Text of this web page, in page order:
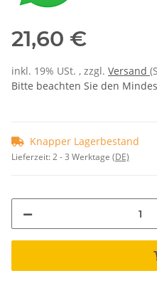
21,60 €
inkl. 19% USt. , zzgl. Versand
Bitte beachten Sie den
Knapper Lagerbestand
Lieferzeit:2 - 3 Werktage (DE)